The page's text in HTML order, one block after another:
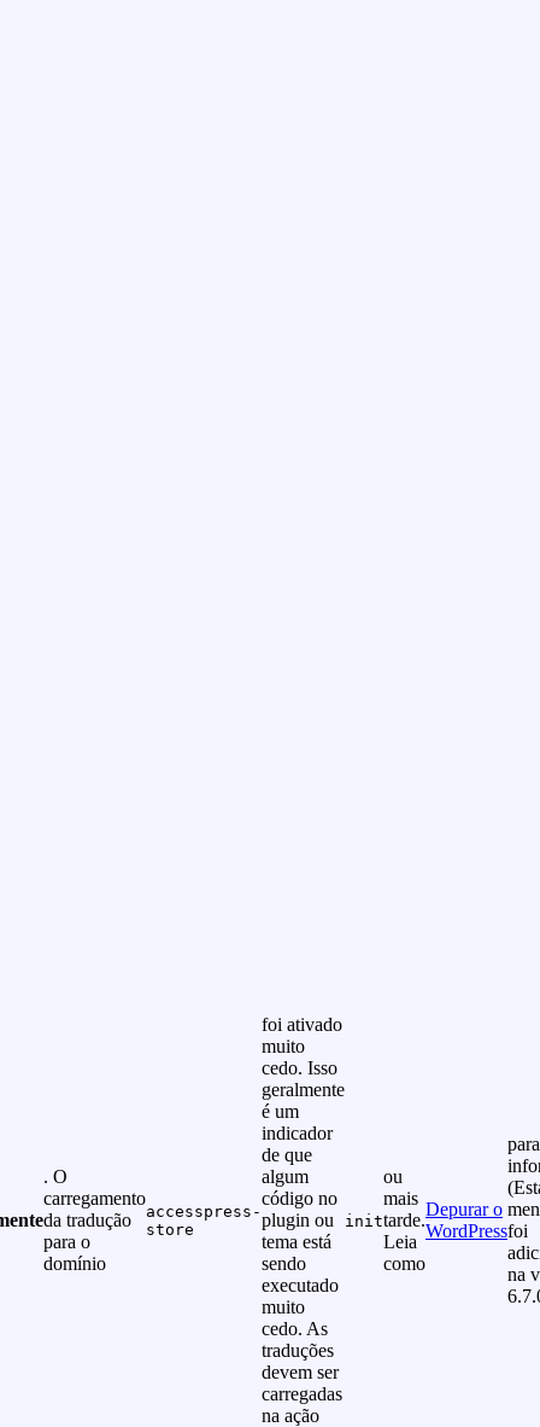
. O
carregamento
da tradução
para o
domínio
accesspress-
store
foi ativado
muito
cedo. Isso
geralmente
é um
indicador
de que
algum
código no
plugin ou
tema está
sendo
executado
muito
cedo. As
traduções
devem ser
carregadas
na ação
init
ou
mais
tarde.
Leia
como
Depurar o
WordPressfoi
na